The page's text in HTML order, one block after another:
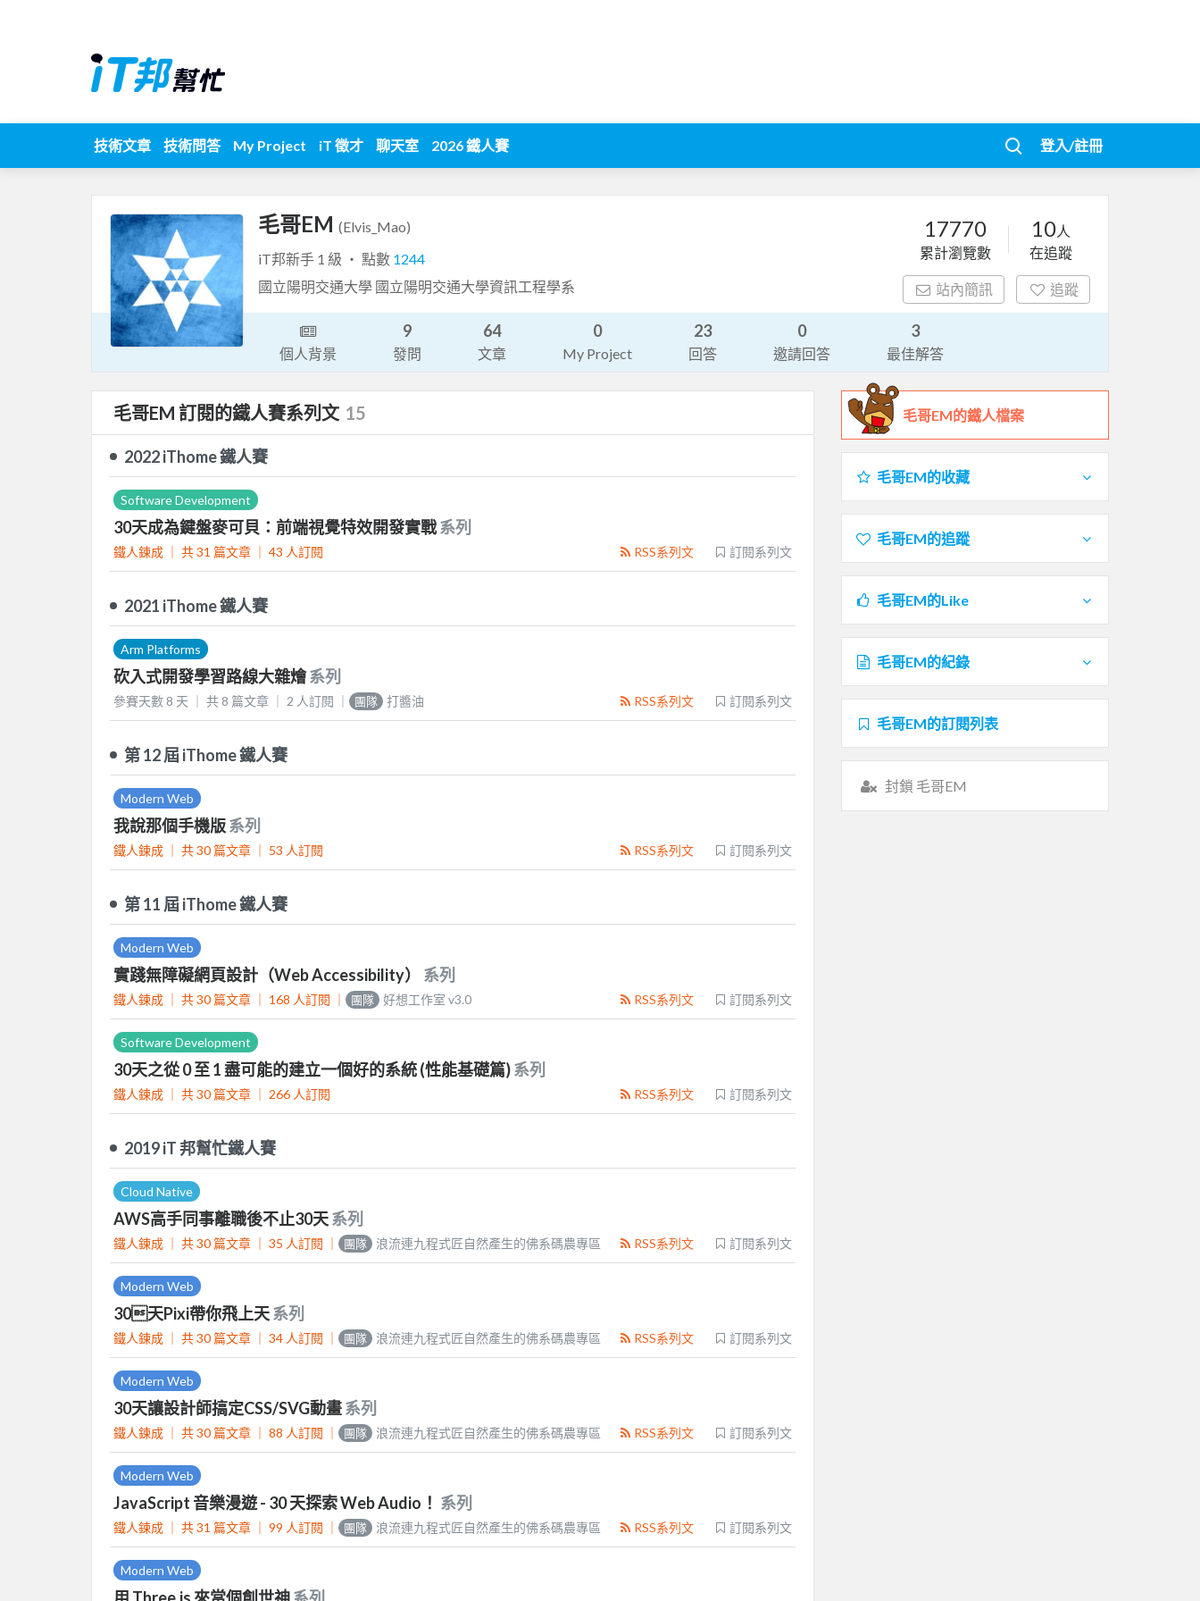
技術文章 技術問答 My Project iT 徵才 聊天室 2026 鐵人賽 登入/註冊
毛哥EM (Elvis_Mao)
iT邦新手 1 級 ‧ 點數 1244
國立陽明交通大學 國立陽明交通大學資訊工程學系
17770
累計瀏覽數
10人
在追蹤
站內簡訊 追蹤
個人背景
9
發問
64
文章
0
My Project
23
回答
0
邀請回答
3
最佳解答
毛哥EM 訂閱的鐵人賽系列文 15
2022 iThome 鐵人賽
Software Development
30天成為鍵盤麥可貝：前端視覺特效開發實戰系列
鐵人鍊成 ｜ 共 31 篇文章 ｜ 43 人訂閱 訂閱系列文
RSS系列文
2021 iThome 鐵人賽
Arm Platforms
砍入式開發學習路線大雜燴系列
參賽天數 8 天 ｜ 共 8 篇文章 ｜ 2 人訂閱 訂閱系列文
RSS系列文
團隊 打醬油
第 12 屆 iThome 鐵人賽
Modern Web
我說那個手機版系列
鐵人鍊成 ｜ 共 30 篇文章 ｜ 53 人訂閱 訂閱系列文
RSS系列文
第 11 屆 iThome 鐵人賽
Modern Web
實踐無障礙網頁設計（Web Accessibility） 系列
鐵人鍊成 ｜ 共 30 篇文章 ｜ 168 人訂閱 訂閱系列文
RSS系列文
團隊 好想工作室 v3.0
Software Development
30天之從 0 至 1 盡可能的建立一個好的系統 (性能基礎篇)系列
鐵人鍊成 ｜ 共 30 篇文章 ｜ 266 人訂閱 訂閱系列文
RSS系列文
2019 iT 邦幫忙鐵人賽
Cloud Native
AWS高手同事離職後不止30天系列
鐵人鍊成 ｜ 共 30 篇文章 ｜ 35 人訂閱 訂閱系列文
RSS系列文
團隊 浪流連九程式匠自然產生的佛系碼農專區
Modern Web
30天Pixi帶你飛上天系列
鐵人鍊成 ｜ 共 30 篇文章 ｜ 34 人訂閱 訂閱系列文
RSS系列文
團隊 浪流連九程式匠自然產生的佛系碼農專區
Modern Web
30天讓設計師搞定CSS/SVG動畫系列
鐵人鍊成 ｜ 共 30 篇文章 ｜ 88 人訂閱 訂閱系列文
RSS系列文
團隊 浪流連九程式匠自然產生的佛系碼農專區
Modern Web
JavaScript 音樂漫遊 - 30 天探索 Web Audio！ 系列
鐵人鍊成 ｜ 共 31 篇文章 ｜ 99 人訂閱 訂閱系列文
RSS系列文
團隊 浪流連九程式匠自然產生的佛系碼農專區
Modern Web
用 Three.js 來當個創世神系列
毛哥EM的鐵人檔案
毛哥EM的收藏
毛哥EM的追蹤
毛哥EM的Like
毛哥EM的紀錄
毛哥EM的訂閱列表
封鎖 毛哥EM